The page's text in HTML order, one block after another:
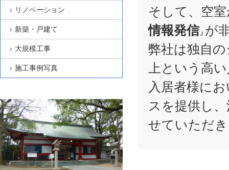
そして、空
情報発信 」が
弊社は独自
上という高
入居者様に
スを提供し
せていただ
リノベーション
新築・戸建て
大規模工事
施工事例写真